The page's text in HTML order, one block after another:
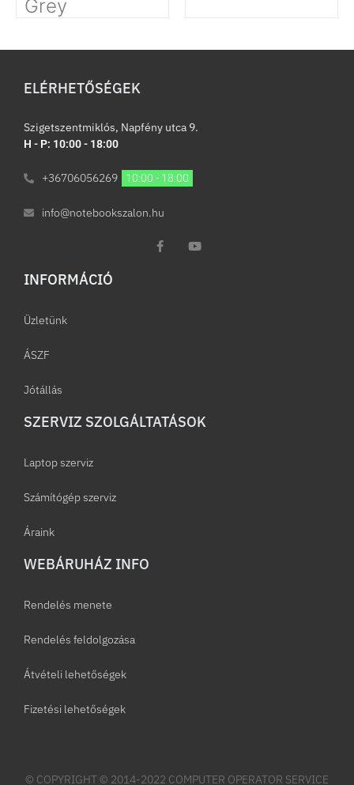
Grey
ELÉRHETŐSÉGEK
Szigetszentmiklós, Napfény utca 9.
H - P: 10:00 - 18:00
+36706056269 10:00 - 18:00
info@notebookszalon.hu
INFORMÁCIÓ​
Üzletünk
ÁSZF
Jótállás
SZERVIZ SZOLGÁLTATÁSOK
Laptop szerviz
Számítógép szerviz
Áraink
WEBÁRUHÁZ INFO
Rendelés menete
Rendelés feldolgozása
Átvételi lehetőségek
Fizetési lehetőségek
© COPYRIGHT © 2014-2022 COMPUTER OPERATOR SERVICE